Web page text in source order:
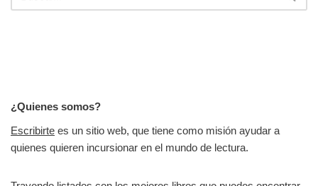
¿Quienes somos?
Escribirte es un sitio web, que tiene como misión ayudar a
quienes quieren incursionar en el mundo de lectura.